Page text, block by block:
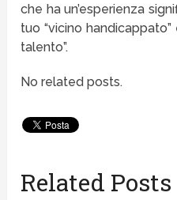
che ha un’esperienza
tuo “vicino
talento”.
No related posts.
Related Posts